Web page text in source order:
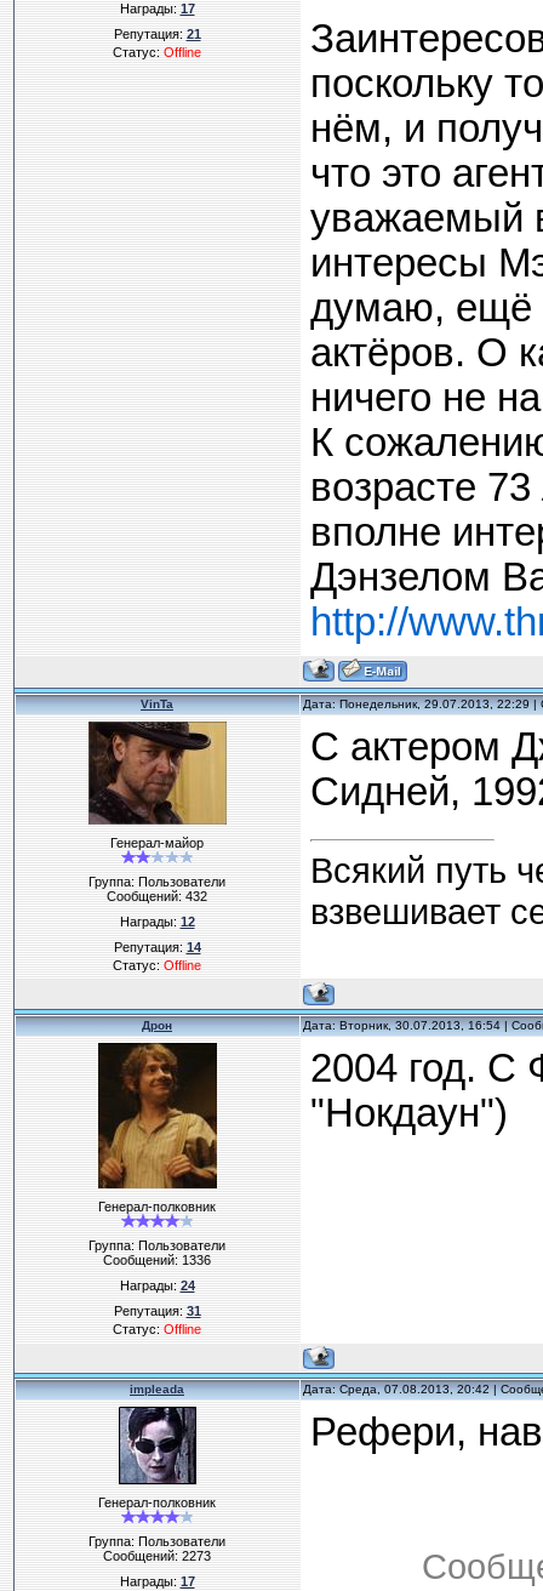
Награды:17
Репутация:21
Статус:Offline
поскольку
нём, и
что это
уважаемый
интересы
думаю, ещё
актёров. О
ничего не
К
возрасте
вполне
Дэнзелом
http://
VinTa Дата: Понедельник, 29.07.2013, 22:29
Генерал-майор
Группа: Пользователи
Сообщений:432
Награды:12
Репутация:14
Статус:Offline
С актером
Сидней,
Всякий путь
взвешивает
Дрон Дата: Вторник, 30.07.2013, 16:54 |
Генерал-полковник
Группа: Пользователи
Сообщений:1336
Награды:24
Репутация:31
Статус:Offline
2004 год. С
"Нокдаун")
impleada Дата: Среда, 07.08.2013, 20:42 |
Генерал-полковник
Группа: Пользователи
Сообщений:2273
Награды:17
Рефери,